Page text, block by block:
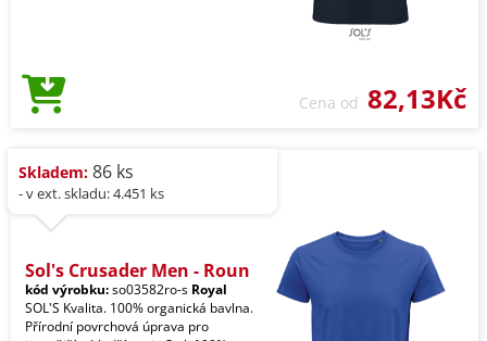
Cena od 82,13Kč
Skladem: 86 ks
- v ext. skladu: 4.451 ks
Sol's Crusader Men - Roun
kód výrobku:so03582ro-s Royal
SOL'S Kvalita. 100% organická bavlna.
Přírodní povrchová úprava pro